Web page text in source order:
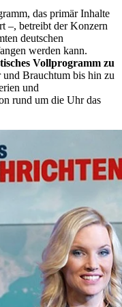
das primär Inhalte
–, betreibt der Konzern
deutschen
werden kann.
Vollprogramm zu
Brauchtum bis hin zu
und
rund um die Uhr das